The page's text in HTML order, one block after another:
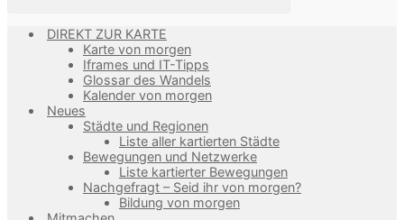
DIREKT ZUR KARTE
Karte von morgen
Iframes und IT-Tipps
Glossar des Wandels
Kalender von morgen
Neues
Städte und Regionen
Liste aller kartierten Städte
Bewegungen und Netzwerke
Liste kartierter Bewegungen
Nachgefragt – Seid ihr von morgen?
Bildung von morgen